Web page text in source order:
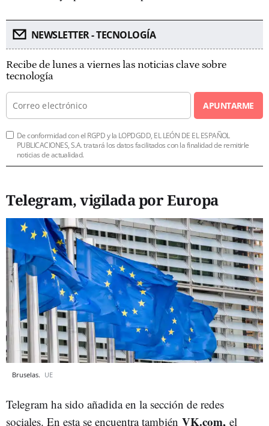
NEWSLETTER - TECNOLOGÍA
Recibe de lunes a viernes las noticias clave sobre
tecnología
APUNTARME
De conformidad con el RGPD y la LOPDGDD, EL LEÓN DE EL ESPAÑOL
PUBLICACIONES, S.A. tratará los datos facilitados con la finalidad de remitirle
noticias de actualidad.
Telegram, vigilada por Europa
Bruselas. UE
Telegram ha sido añadida en la sección de redes
sociales. En esta se encuentra también VK.com, el